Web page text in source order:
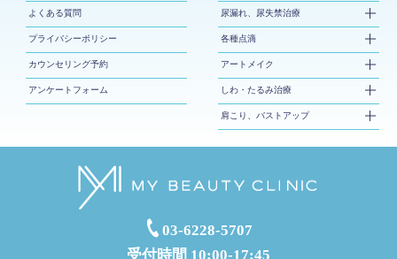
よくある質問
プライバシーポリシー
カウンセリング予約
アンケートフォーム
尿漏れ、尿失禁治療
各種点滴
アートメイク
しわ・たるみ治療
肩こり、バストアップ
03-6228-5707
受付時間 10:00-17:45